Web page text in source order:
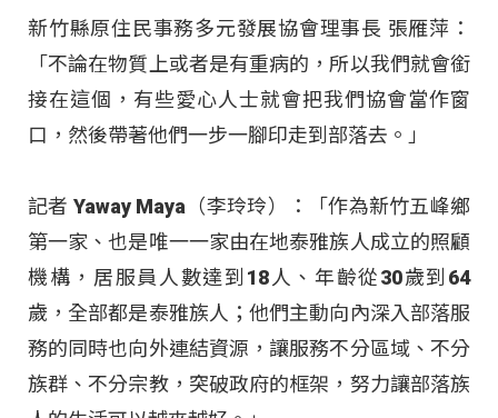
新竹縣原住民事務多元發展協會理事長 張雁萍：
「不論在物質上或者是有重病的，所以我們就會銜
接在這個，有些愛心人士就會把我們協會當作窗
口，然後帶著他們一步一腳印走到部落去。」
記者 Yaway Maya（李玲玲）：「作為新竹五峰鄉
第一家、也是唯一一家由在地泰雅族人成立的照顧
機構，居服員人數達到18人、年齡從30歲到64
歲，全部都是泰雅族人；他們主動向內深入部落服
務的同時也向外連結資源，讓服務不分區域、不分
族群、不分宗教，突破政府的框架，努力讓部落族